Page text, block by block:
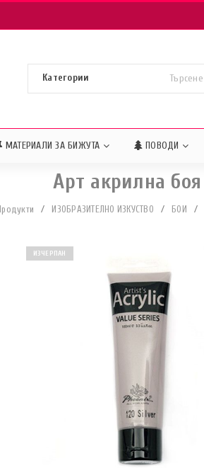
МАТЕРИАЛИ ЗА БИЖУТА ПОВОДИ
Арт акрилна
/ ИЗОБРАЗИТЕЛНО ИЗКУСТВО / БОИ /
ИЗЧЕРПАН